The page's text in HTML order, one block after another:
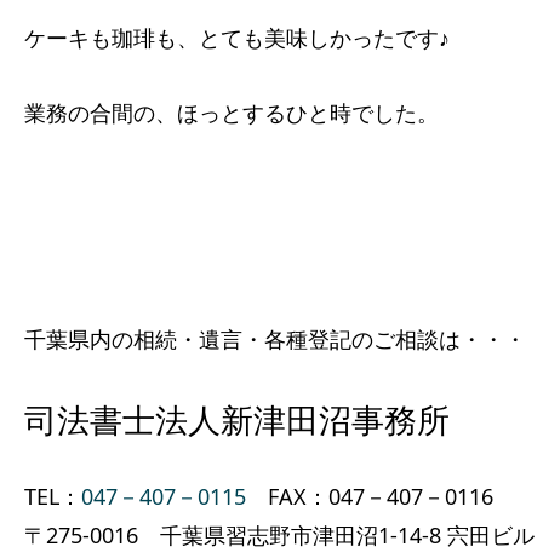
ケーキも珈琲も、とても美味しかったです♪
業務の合間の、ほっとするひと時でした。
千葉県内の相続・遺言・各種登記のご相談は・・・
司法書士法人新津田沼事務所
TEL： 047－407－0115 FAX：047－407－0116
〒275-0016 千葉県習志野市津田沼1-14-8 宍田ビル